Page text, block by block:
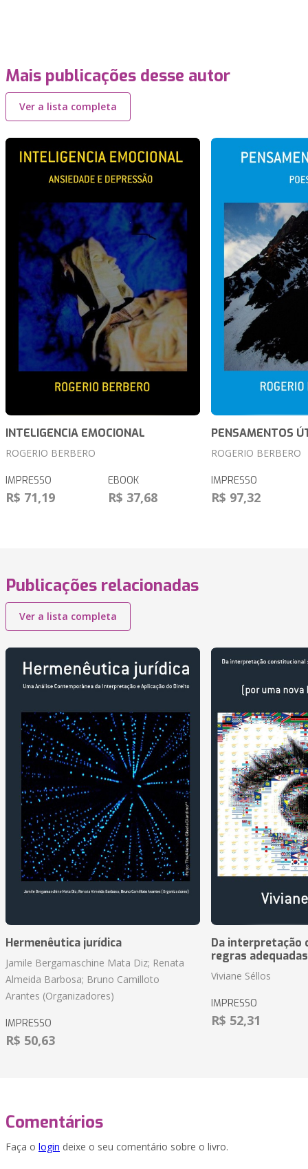
Mais publicações desse autor
Ver a lista completa
INTELIGENCIA EMOCIONAL
ROGERIO BERBERO
IMPRESSO
R$ 71,19
EBOOK
R$ 37,68
PENSAMENTOS
ROGERIO BERBERO
IMPRESSO
R$ 97,32
Publicações relacionadas
Ver a lista completa
Hermenêutica jurídica
Jamile Bergamaschine Mata Diz; Renata
Almeida Barbosa; Bruno Camilloto
Arantes (Organizadores)
IMPRESSO
R$ 50,63
Da interpretação
regras
Viviane Séllos
IMPRESSO
R$ 52,31
Comentários
Faça o login deixe o seu comentário sobre o livro.